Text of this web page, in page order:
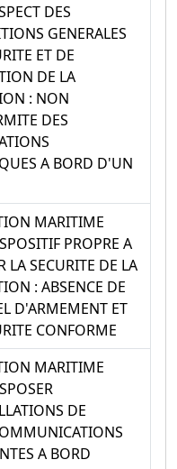
DES
GENERALES
ET DE
DE LA
: NON
DES
A BORD D'UN
MARITIME
PROPRE A
LA SECURITE DE LA
: ABSENCE DE
D'ARMEMENT ET
CONFORME
MARITIME
DE
A BORD